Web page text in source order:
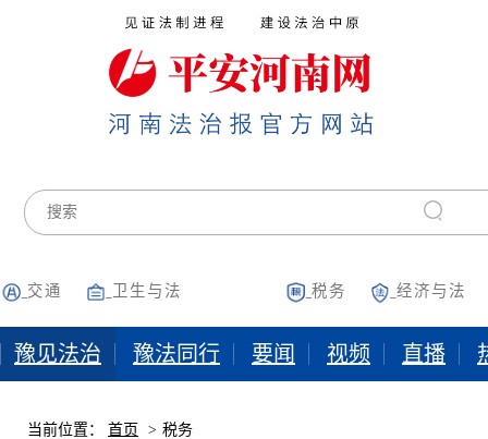
交通 卫生与法 税务 经济与法
豫见法治 豫法同行 要闻 视频 直播
当前位置： 首页 税务